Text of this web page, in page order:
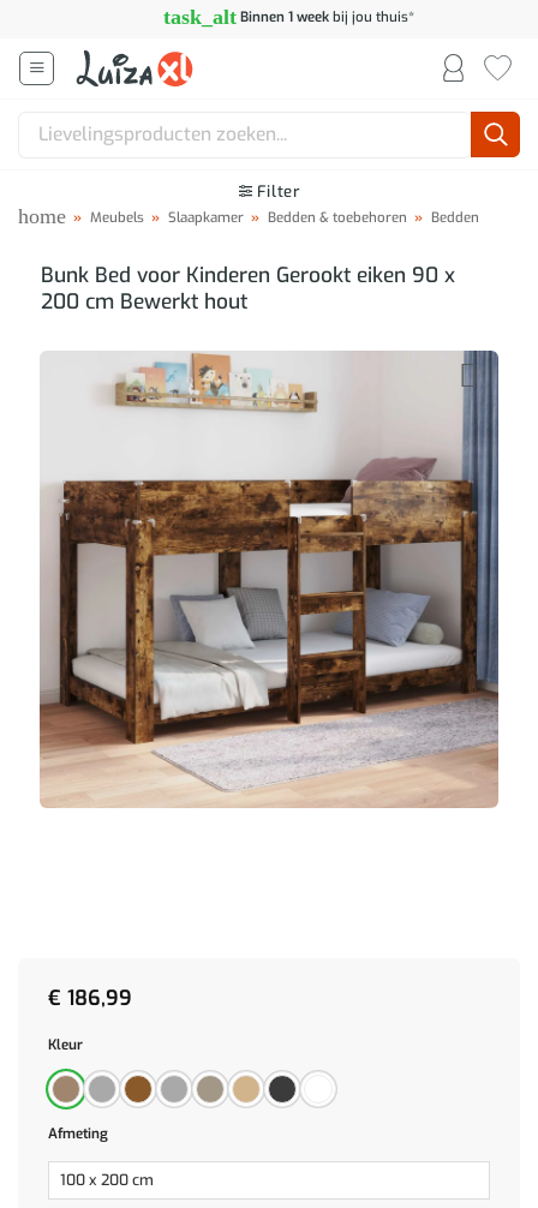
inhoud
task_alt Binnen 1 weekbij jou thuis*
Zoeken
Filter
home » Meubels » Slaapkamer » Bedden & toebehoren » Bedden
Bunk Bed voor Kinderen Gerookt eiken 90 x
200 cm Bewerkt hout
€ 186,99
Kleur
Afmeting